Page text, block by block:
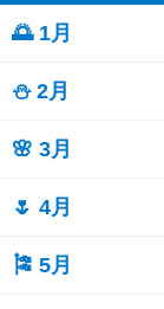
🌅 1月
⛄ 2月
🌸 3月
🌷 4月
🎏 5月